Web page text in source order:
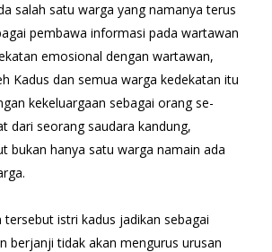
salah satu warga yang namanya terus
pembawa informasi pada wartawan
emosional dengan wartawan,
Kadus dan semua warga kedekatan itu
kekeluargaan sebagai orang se-
dari seorang saudara kandung,
bukan hanya satu warga namain ada
istri kadus jadikan sebagai
berjanji tidak akan mengurus urusan